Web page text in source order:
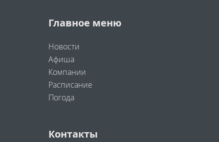
Главное меню
Новости
Афиша
Компании
Расписание
Погода
Контакты